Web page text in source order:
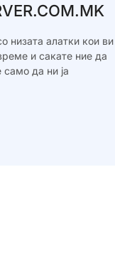
низата алатки кои ви
и сакате ние да
да ни ја